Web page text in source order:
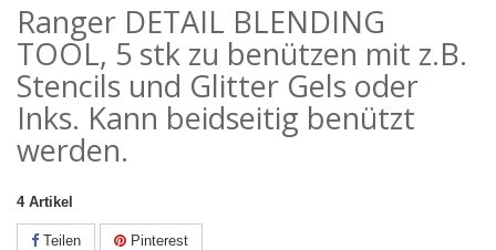
Ranger DETAIL BLENDING
TOOL, 5 stk zu benützen mit z.B.
Stencils und Glitter Gels oder
Inks. Kann beidseitig benützt
werden.
4 Artikel
Teilen Pinterest